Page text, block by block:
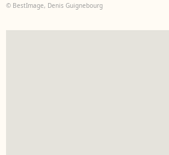
© BestImage, Denis Guignebourg